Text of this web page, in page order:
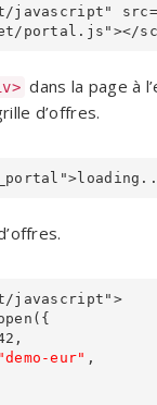
javascript"
dans la page à
d’offres.
javascript">
"demo-eur" ,